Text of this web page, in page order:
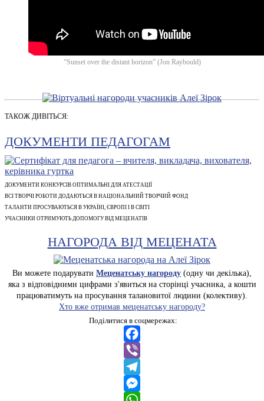
“Sunset over the distant horizon” (Jon Raybould)
ТАКОЖ ДИВІТЬСЯ:
ДОКУМЕНТИ ПЕДАГОГАМ
ДОКУМЕНТИ КОНКУРСІВ ОПТИМАЛЬНІ ДЛЯ АТЕСТАЦІЇ
ВСІ ТВОРЧІ РОБОТИ ДОДАЮТЬСЯ В НАЦІОНАЛЬНИЙ ТВОРЧИЙ ФОНД
ТАЛАНТИ ПРОСУВАЮТЬСЯ В УКРАЇНІ, ЄВРОПІ І В СВІТІ
УЧАСНИКИ ОТРИМУЮТЬ ДОПОМОГУ ВІД МЕЦЕНАТІВ
НАГОРОДА ВІД МЕЦЕНАТА
Ви можете подарувати Меценатську нагороду (одну чи декілька),
яка з відповідними цифрами з'явиться на сторінці учасника, а кошти
працюватимуть на просування талановитої людини (колективу).
Хто вже отримав меценатську нагороду?
Поділитися в соцмережах:
Facebook
Viber
Telegram